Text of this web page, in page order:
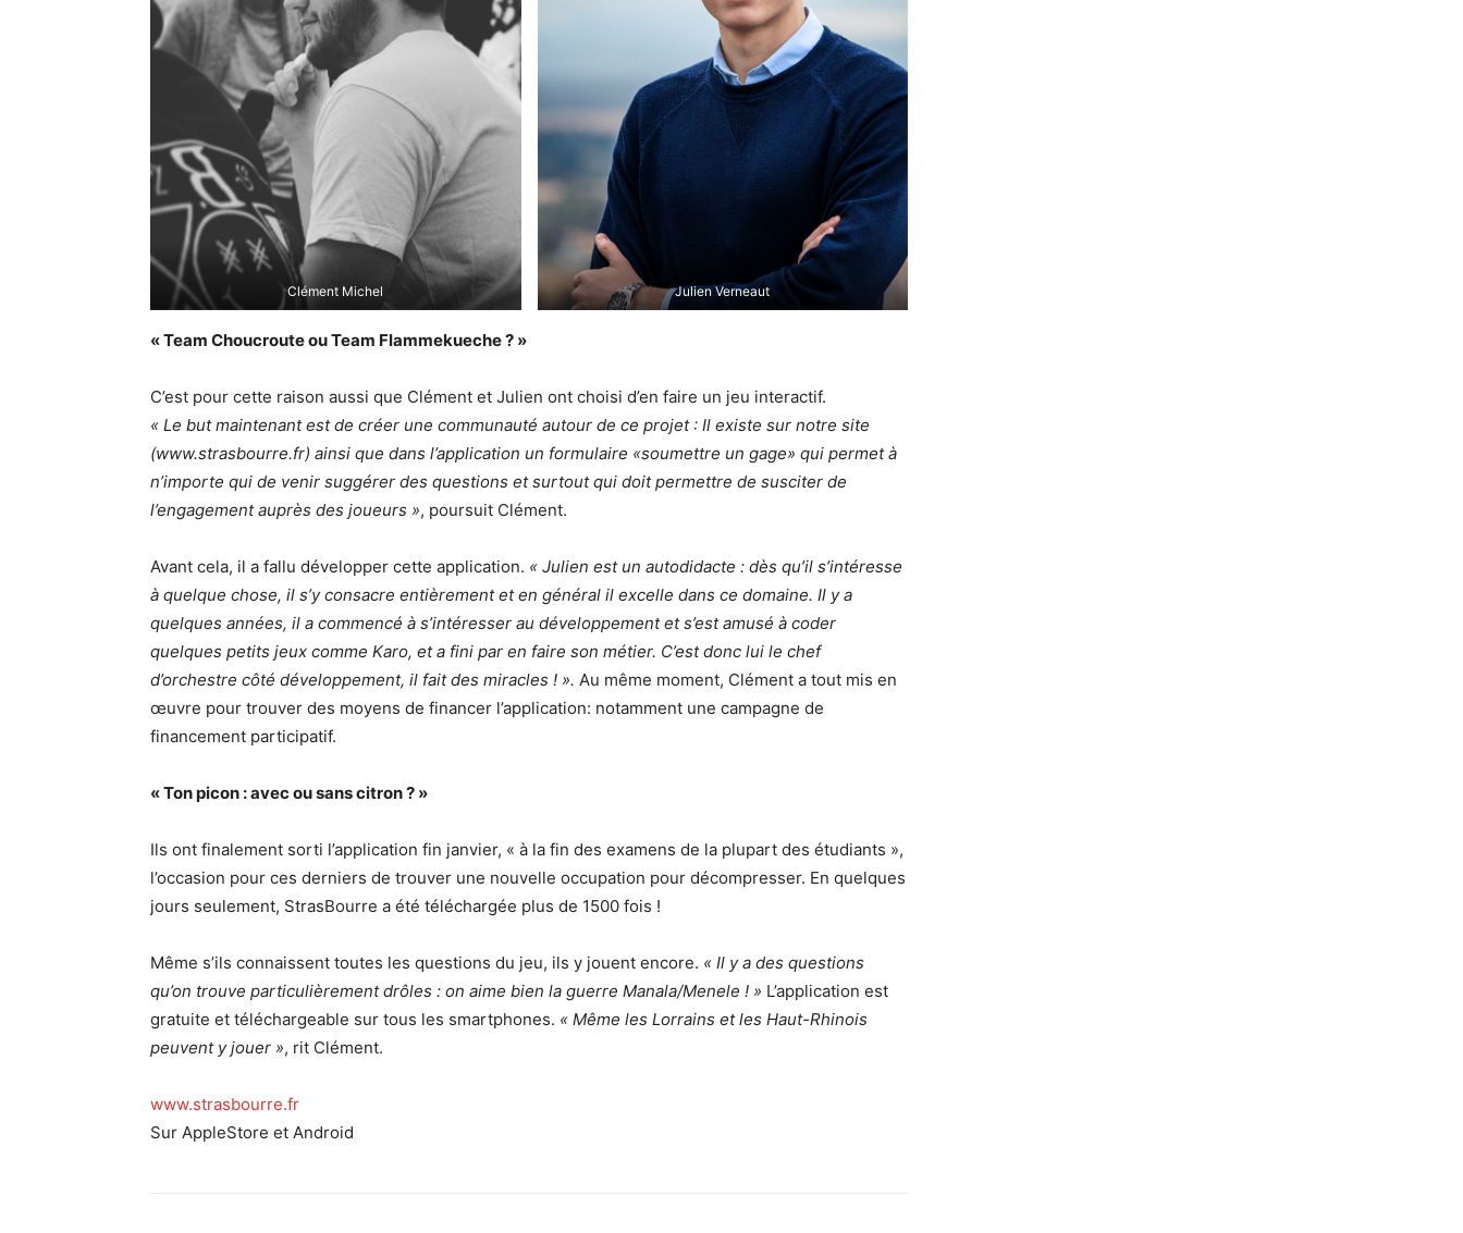
Clément Michel Julien Verneaut
« Team Choucrouteou Team Flammekueche ? »
C’est pour cette raison aussi que Clément et Julien ont choisi d’en faire un jeu interactif.
« Le but maintenant est de créer une communauté autour de ce projet : Il existe sur notre site
(www.strasbourre.fr) ainsi que dans l’application un formulaire «soumettre un gage» qui permet à
n’importe qui de venir suggérer des questions et surtout qui doit permettre de susciter de
l’engagement auprès des joueurs », poursuit Clément.
Avant cela, il a fallu développer cette application. « Julien est un autodidacte : dès qu’il s’intéresse
à quelque chose, il s’y consacre entièrement et en général il excelle dans ce domaine. Il y a
quelques années, il a commencé à s’intéresser au développement et s’est amusé à coder
quelques petits jeux comme Karo, et a fini par en faire son métier. C’est donc lui le chef
d’orchestre côté développement, il fait des miracles ! ». Au même moment, Clément a tout mis en
œuvre pour trouver des moyens de financer l’application: notamment une campagne de
financement participatif.
« Ton picon :avec ou sans citron ? »
Ils ont finalement sorti l’application fin janvier, « à la fin des examens de la plupart des étudiants »,
l’occasion pour ces derniers de trouver une nouvelle occupation pour décompresser. En quelques
jours seulement, StrasBourre a été téléchargée plus de 1500 fois !
Même s’ils connaissent toutes les questions du jeu, ils y jouent encore. « Il y a des questions
qu’on trouve particulièrement drôles : on aime bien la guerre Manala/Menele ! » L’application est
gratuite et téléchargeable sur tous les smartphones. « Même les Lorrains et les Haut-Rhinois
peuvent y jouer », rit Clément.
www.strasbourre.fr
Sur AppleStore et Android